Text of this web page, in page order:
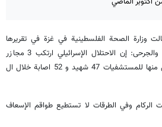
وزارة الصحة الفلسطينية في غزة في تقريرها
الإحصائي اليومي لعدد الشهداء والجرحى: إن الاحتلال الإسرائيلي ارتكب 3 مجازر
ضد العائلات في قطاع غزة وصل منها للمستشفيات 47 شهيد و 52 اصابة خلال ال
الركام وفي الطرقات لا تستطيع طواقم الإسعاف